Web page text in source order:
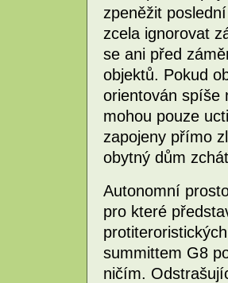
zpeněžit
zcela ignorovat
se ani před
objektů. Pokud
orientován spíše
mohou pouze
zapojeny přímo
obytný dům
Autonomní
pro které
summittem G8
ničím.